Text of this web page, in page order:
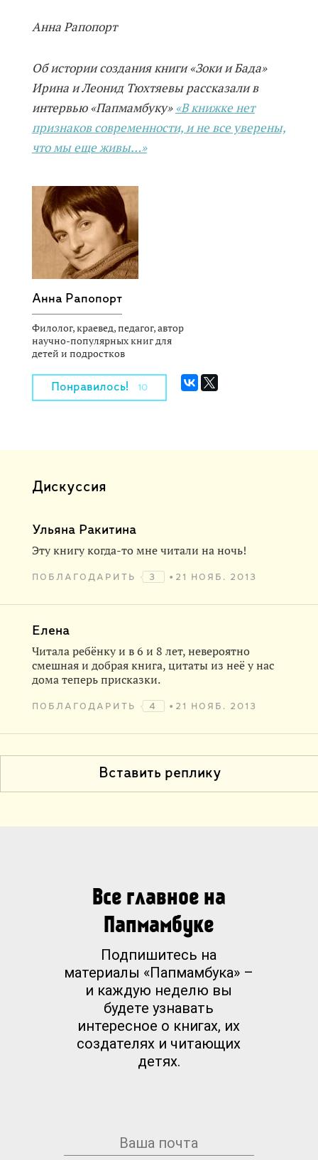
Анна Рапопорт
Об истории создания книги «Зоки и Бада»
Ирина и Леонид Тюхтяевы рассказали в
интервью «Папмамбуку»«В книжке нет
признаков современности, и не все уверены,
что мы еще живы…»
Анна Рапопорт
Филолог, краевед, педагог, автор
научно-популярных книг для
детей и подростков
Понравилось! 10
Дискуссия
Ульяна Ракитина
Эту книгу когда-то мне читали на ночь!
ПОБЛАГОДАРИТЬ 3 21 НОЯБ. 2013
Елена
Читала ребёнку и в 6 и 8 лет, невероятно
смешная и добрая книга, цитаты из неё у нас
дома теперь присказки.
ПОБЛАГОДАРИТЬ 4 21 НОЯБ. 2013
Вставить реплику
Все главное на
Папмамбуке
Подпишитесь на
материалы «Папмамбука» –
и каждую неделю вы
будете узнавать
интересное о книгах, их
создателях и читающих
детях.